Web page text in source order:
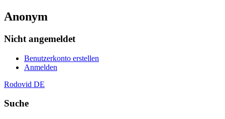
Anonym
Nicht angemeldet
Benutzerkonto erstellen
Anmelden
Rodovid DE
Suche